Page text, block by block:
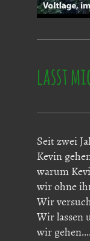
lasst
Seit zwei
Kevin
warum
wir ohne
Wir
Wir lassen
wir